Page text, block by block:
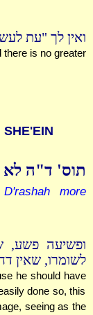
ואין לך "עת
there is no greater
SHE'EIN
תוס' ד"ה לא
more
ופשיעה פשע,
לשומרו, שאין
he should have
done so, this
seeing as the